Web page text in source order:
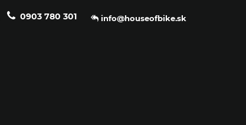
info@houseofbike.sk
0903 780 301